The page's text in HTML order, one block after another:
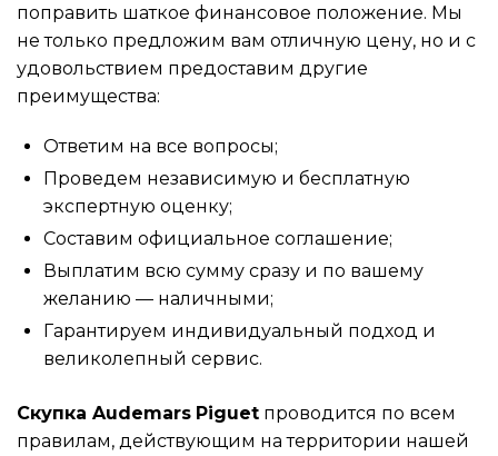
поправить шаткое финансовое положение. Мы
не только предложим вам отличную цену, но и с
удовольствием предоставим другие
преимущества:
Ответим на все вопросы;
Проведем независимую и бесплатную
экспертную оценку;
Составим официальное соглашение;
Выплатим всю сумму сразу и по вашему
желанию — наличными;
Гарантируем индивидуальный подход и
великолепный сервис.
Скупка Audemars Piguet проводится по всем
правилам, действующим на территории нашей